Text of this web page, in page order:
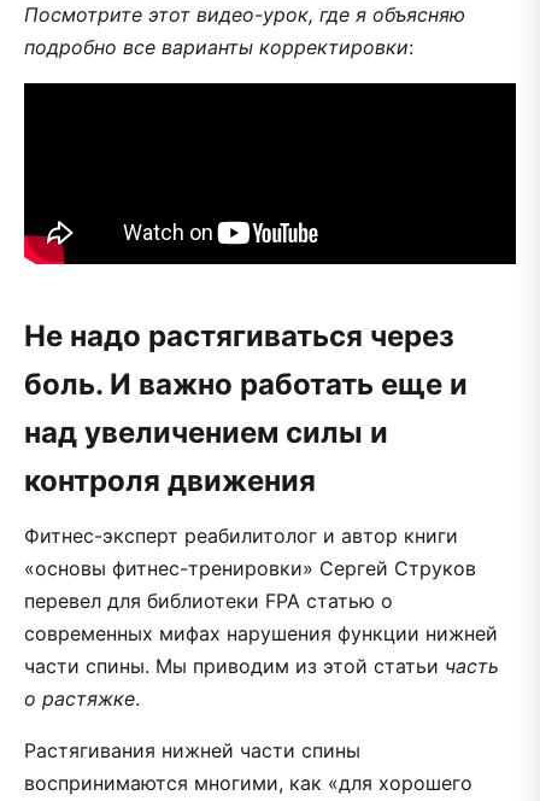
Посмотрите этот видео-урок, где я объясняю
подробно все варианты корректировки:
Не надо растягиваться через
боль. И важно работать еще и
над увеличением силы и
контроля движения
Фитнес-эксперт реабилитолог и автор книги
«основы фитнес-тренировки» Сергей Струков
перевел для библиотеки FPA статью о
современных мифах нарушения функции нижней
части спины. Мы приводим из этой статьи часть
о растяжке.
Растягивания нижней части спины
воспринимаются многими, как «для хорошего